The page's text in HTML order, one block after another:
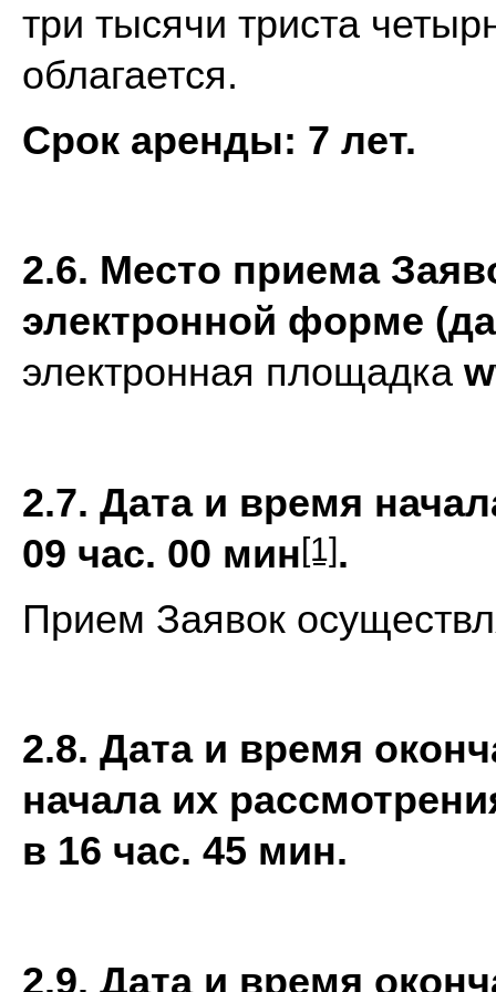
три тысячи триста
облагается.
Срок аренды: 7 лет.
2.6. Место приема
электронной форме
электронная площадка
2.7. Дата и время
09 час. 00 мин[1].
Прием Заявок
2.8. Дата и время
начала их
в 16 час. 45 мин.
2.9. Дата и время